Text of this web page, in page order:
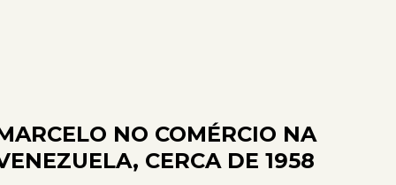
NO COMÉRCIO NA
CERCA DE 1958